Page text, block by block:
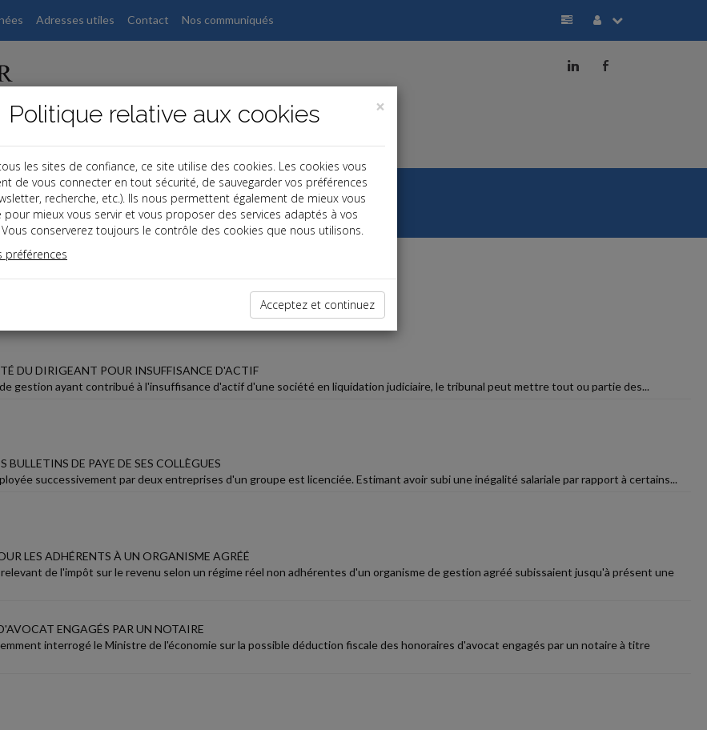
Adresses utiles Contact Nos communiqués
b
j
dépêches
DU DIRIGEANT POUR INSUFFISANCE D'ACTIF
gestion ayant contribué à l'insuffisance d'actif d'une société en liquidation judiciaire, le tribunal peut mettre tout ou partie des...
BULLETINS DE PAYE DE SES COLLÈGUES
successivement par deux entreprises d'un groupe est licenciée. Estimant avoir subi une inégalité salariale par rapport à certains...
LES ADHÉRENTS À UN ORGANISME AGRÉÉ
de l'impôt sur le revenu selon un régime réel non adhérentes d'un organisme de gestion agréé subissaient jusqu'à présent une
ENGAGÉS PAR UN NOTAIRE
interrogé le Ministre de l'économie sur la possible déduction fiscale des honoraires d'avocat engagés par un notaire à titre
×
Politique relative aux cookies
les sites de confiance, ce site utilise des cookies. Les cookies vous
de vous connecter en tout sécurité, de sauvegarder vos préférences
recherche, etc.). Ils nous permettent également de mieux vous
pour mieux vous servir et vous proposer des services adaptés à vos
conserverez toujours le contrôle des cookies que nous utilisons.
préférences
Acceptez et continuez